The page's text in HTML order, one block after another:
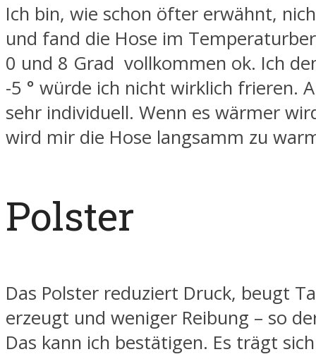
Ich bin, wie schon öfter erwähnt,
und fand die Hose im
0 und 8 Grad vollkommen ok. Ich
-5 ° würde ich nicht wirklich frieren.
sehr individuell. Wenn es wärmer
wird mir die Hose langsamm zu
Polster
Das Polster reduziert Druck, beugt
erzeugt und weniger Reibung – so
Das kann ich bestätigen. Es trägt